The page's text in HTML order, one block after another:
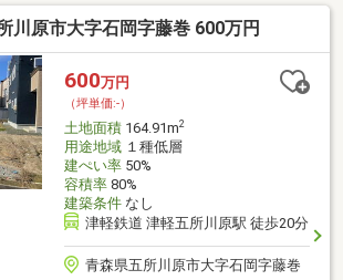
川原市大字石岡字藤巻 600万円
600万円
（坪単価:-）
土地面積164.91m2
用途地域１種低層
建ぺい率50%
容積率80%
建築条件なし
津軽鉄道 津軽五所川原駅 徒歩20分
青森県五所川原市大字石岡字藤巻